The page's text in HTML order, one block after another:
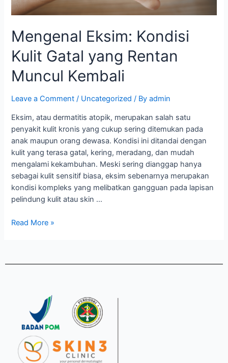
Mengenal Eksim: Kondisi
Kulit Gatal yang Rentan
Muncul Kembali
Leave a Comment / Uncategorized / Byadmin
Eksim, atau dermatitis atopik, merupakan salah satu
penyakit kulit kronis yang cukup sering ditemukan pada
anak maupun orang dewasa. Kondisi ini ditandai dengan
kulit yang terasa gatal, kering, meradang, dan mudah
mengalami kekambuhan. Meski sering dianggap hanya
sebagai kulit sensitif biasa, eksim sebenarnya merupakan
kondisi kompleks yang melibatkan gangguan pada lapisan
pelindung kulit atau skin …
Read More »